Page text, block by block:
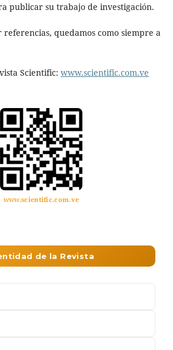
publicar su trabajo de investigación.
referencias, quedamos como siempre a
Scientific: www.scientific.com.ve
www.scientific.com.ve